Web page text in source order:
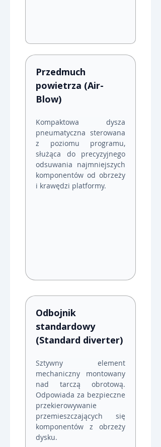
Przedmuch
powietrza (Air-
Blow)
Kompaktowa dysza
pneumatyczna sterowana
z poziomu programu,
służąca do precyzyjnego
odsuwania najmniejszych
komponentów od obrzeży
i krawędzi platformy.
Odbojnik
standardowy
(Standard diverter)
Sztywny element
mechaniczny montowany
nad tarczą obrotową.
Odpowiada za bezpieczne
przekierowywanie
przemieszczających się
komponentów z obrzeży
dysku.